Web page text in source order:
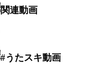
関連動画
#うたスキ動画